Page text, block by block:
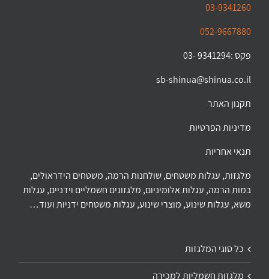
03-9341260
052-9667880
פקס :9341294 -03
sb-shinua@shinua.co.il
תקנון האתר
מדיניות הפרטיות
תנאי אחריות
מלגזות, עגלות משטחים, שולחנות הרמה, משטחים הידראולים,
במות הרמה, עגלות אלומיניום, מלגזונים חשמליים וידניים, עגלות
משא, עגלות שינוע, מוצרי שינוע, עגלות משטחים ידניות ועוד…
כל סוגי המלגזות
מלגזות חשמליות למכירה